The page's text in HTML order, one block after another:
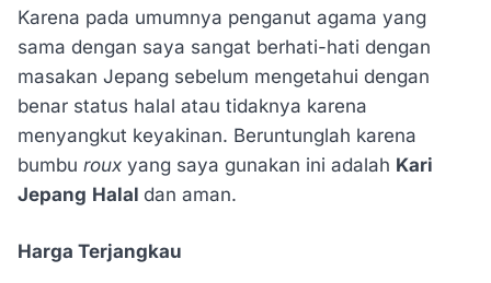
Karena pada umumnya penganut agama yang
sama dengan saya sangat berhati-hati dengan
masakan Jepang sebelum mengetahui dengan
benar status halal atau tidaknya karena
menyangkut keyakinan. Beruntunglah karena
bumbu roux yang saya gunakan ini adalah Kari
Jepang Halal dan aman.
Harga Terjangkau